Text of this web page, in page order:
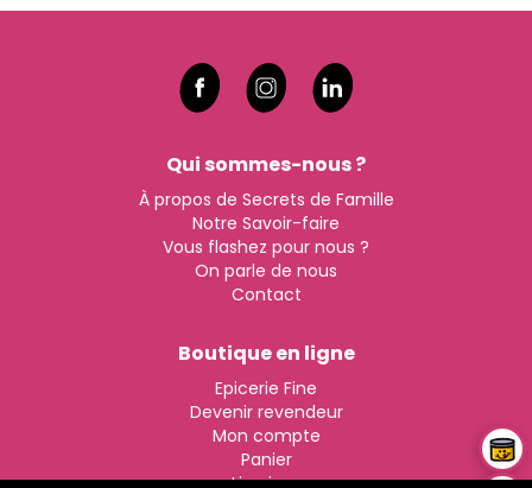
Qui sommes-nous ?
À propos de Secrets de Famille
Notre Savoir-faire
Vous flashez pour nous ?
On parle de nous
Contact
Boutique en ligne
Epicerie Fine
Devenir revendeur
Mon compte
Panier
Livraison